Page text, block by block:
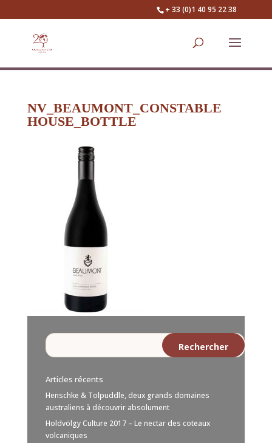
+ 33 (0)1 40 95 22 38
NV_BEAUMONT_CONSTABLE
HOUSE_BOTTLE
Articles récents
Henschke & Tolpuddle, deux grands domaines
australiens à découvrir absolument
Holdvölgy Culture 2017 – Le nectar des coteaux
volcaniques